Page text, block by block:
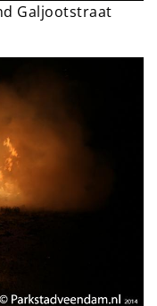
Galjootstraat